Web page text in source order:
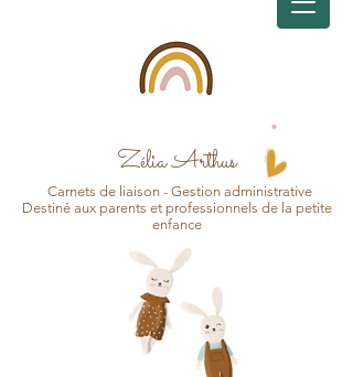
Zélia Arthus
Carnets de liaison - Gestion administrative
Destiné aux parents et professionnels de la petite
enfance